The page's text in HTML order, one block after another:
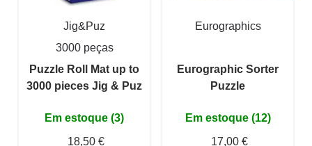
Jig&Puz
3000 peças
Puzzle Roll Mat up to
3000 pieces Jig & Puz
Em estoque (3)
18,50 €
Eurographics
Eurographic Sorter
Puzzle
Em estoque (12)
17,00 €